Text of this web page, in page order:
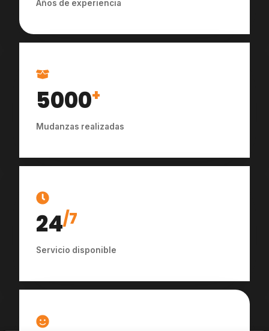
Años de experiencia
5000+
Mudanzas realizadas
24/7
Servicio disponible